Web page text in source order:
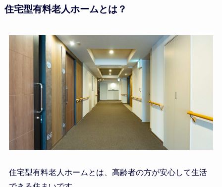
住宅型有料老人ホームとは？
住宅型有料老人ホームとは、高齢者の方が安心して生活